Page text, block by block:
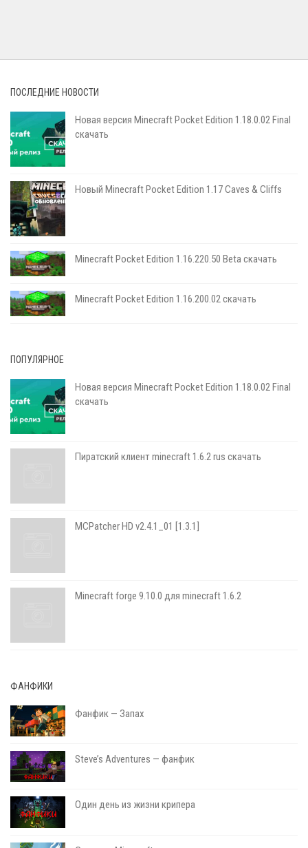
ПОСЛЕДНИЕ НОВОСТИ
Новая версия Minecraft Pocket Edition 1.18.0.02 Final
скачать
Новый Minecraft Pocket Edition 1.17 Сaves & Cliffs
Minecraft Pocket Edition 1.16.220.50 Beta скачать
Minecraft Pocket Edition 1.16.200.02 скачать
ПОПУЛЯРНОЕ
Новая версия Minecraft Pocket Edition 1.18.0.02 Final
скачать
Пиратский клиент minecraft 1.6.2 rus скачать
MCPatcher HD v2.4.1_01 [1.3.1]
Minecraft forge 9.10.0 для minecraft 1.6.2
ФАНФИКИ
Фанфик — Запах
Steve’s Adventures — фанфик
Один день из жизни крипера